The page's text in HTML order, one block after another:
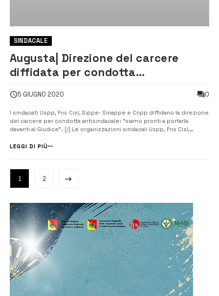
SINDACALE
Augusta| Direzione del carcere
diffidata per condotta
5 GIUGNO 2020 0
I sindacati Uspp, Fns Cisl, Sippe- Sinappe e Cnpp diffidano la direzione
del carcere per condotta antisindacale: “siamo pronti a portarla
davanti al Giudice”. [/] Le organizzazioni sindacali Uspp, Fns Cisl,
del foro di Siracusa, diffidano il direttore del carcer...
LEGGI DI PIÙ
1 2